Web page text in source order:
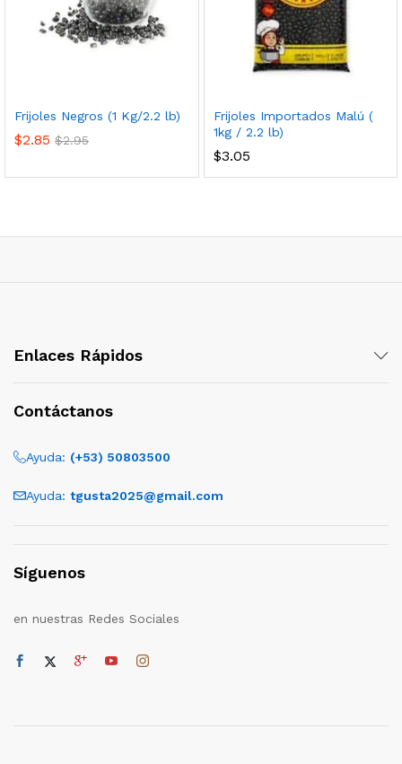
Frijoles Negros (1 Kg/2.2 lb)
$2.85 $2.95
Frijoles Importados Malú (
1kg / 2.2 lb)
$3.05
Enlaces Rápidos
Contáctanos
Ayuda: (+53) 50803500
Ayuda: tgusta2025@gmail.com
Síguenos
en nuestras Redes Sociales